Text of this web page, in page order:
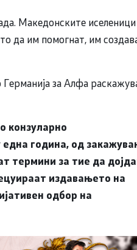
Македонските
да им помогнат, им
за Алфа
конзуларно
една година, од
термини за тие да
издавањето на
одбор на